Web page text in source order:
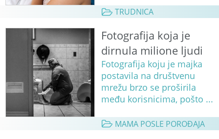
TRUDNICA
Fotografija koja je
dirnula milione ljudi
Fotografija koju je majka
postavila na društvenu
mrežu brzo se proširila
među korisnicima, pošto ...
MAMA POSLE POROĐAJA